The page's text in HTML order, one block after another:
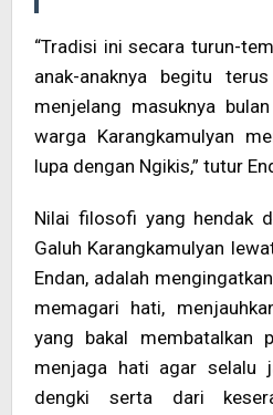
“Tradisi ini secara turun-
anak-anaknya begitu
menjelang masuknya
warga Karangkamulyan
lupa dengan Ngikis,” tutur
Nilai filosofi yang hendak
Galuh Karangkamulyan
Endan, adalah
memagari hati,
yang bakal membatalkan
menjaga hati agar
dengki serta dari